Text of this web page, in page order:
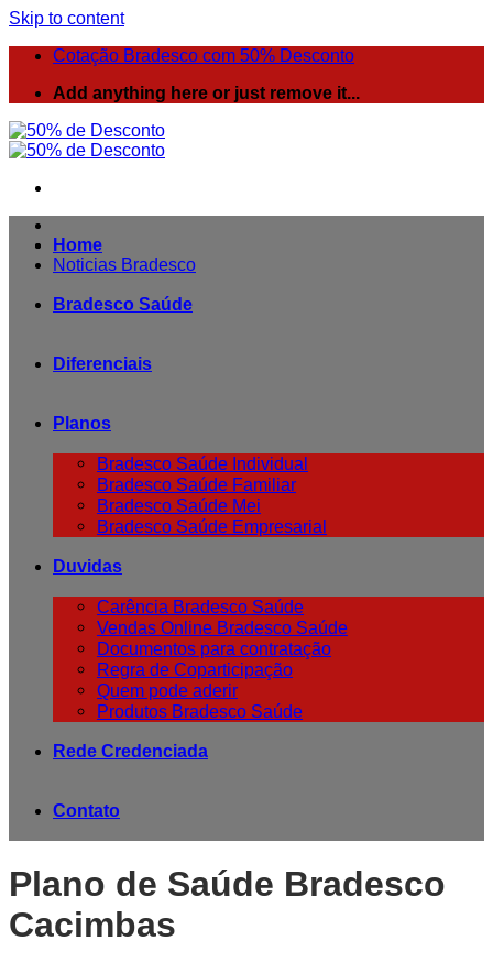
Skip to content
Cotação Bradesco com 50% Desconto
Add anything here or just remove it...
Noticias Bradesco
Home
Bradesco Saúde
Diferenciais
Planos
Bradesco Saúde Individual
Bradesco Saúde Familiar
Bradesco Saúde Mei
Bradesco Saúde Empresarial
Duvidas
Carência Bradesco Saúde
Vendas Online Bradesco Saúde
Documentos para contratação
Regra de Coparticipação
Quem pode aderir
Produtos Bradesco Saúde
Rede Credenciada
Contato
Plano de Saúde Bradesco
Cacimbas